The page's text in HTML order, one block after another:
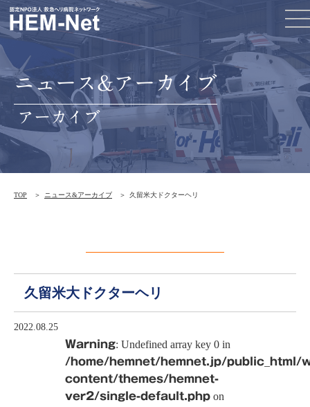
ニュース&アーカイブ
アーカイブ
TOP ニュース&アーカイブ 久留米大ドクターヘリ
久留米大ドクターヘリ
2022.08.25
Warning: Undefined array key 0 in
/home/hemnet/hemnet.jp/public_html/
content/themes/hemnet-
ver2/single-default.php on